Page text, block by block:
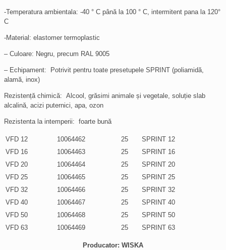
-Temperatura ambientala: -40 ° C până la 100 ° C, intermitent pana la 120°
C
-Material: elastomer termoplastic
– Culoare: Negru, precum RAL 9005
– Echipament: Potrivit pentru toate presetupele SPRINT (poliamidă,
alamă, inox)
Rezistență chimică: Alcool, grăsimi animale și vegetale, soluție slab
alcalină, acizi puternici, apa, ozon
Rezistenta la intemperii: foarte bună
VFD 12 10064462 25
SPRINT 12
VFD 16
10064463 25
SPRINT 16
VFD 20
10064464 25
SPRINT 20
VFD 25
10064465 25
SPRINT 25
VFD 32
10064466 25
SPRINT 32
VFD 40
10064467 25
SPRINT 40
VFD 50
10064468 25
SPRINT 50
VFD 63
10064469 25 SPRINT 63
Producator: WISKA